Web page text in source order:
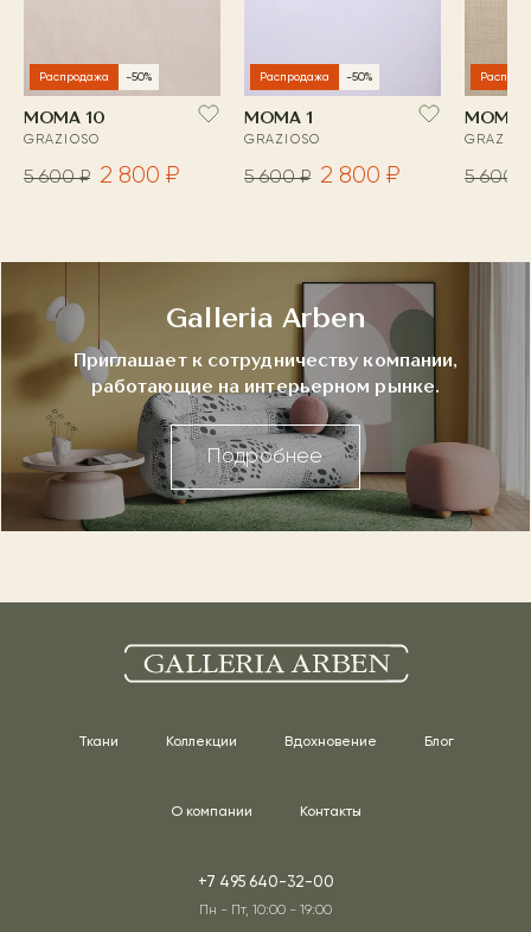
Распродажа -50%
MOMA 10
GRAZIOSO
5 600 ₽ 2 800 ₽
Распродажа -50%
MOMA 1
GRAZIOSO
5 600 ₽ 2 800 ₽
MOMA
5 600 ₽
Galleria Arben
Приглашает к сотрудничеству компании,
работающие на интерьерном рынке.
Подробнее
Ткани Коллекции Вдохновение Блог
О компании Контакты
+7 495 640-32-00
Пн - Пт, 10:00 - 19:00